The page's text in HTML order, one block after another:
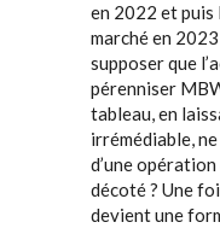
en 2022 et puis
marché en
supposer que
pérenniser
tableau, en
irrémédiable,
d’une
décoté ? Une
devient une